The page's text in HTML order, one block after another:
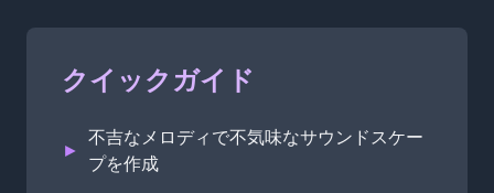
クイックガイド
►
不吉なメロディで不気味なサウンドスケー
プを作成